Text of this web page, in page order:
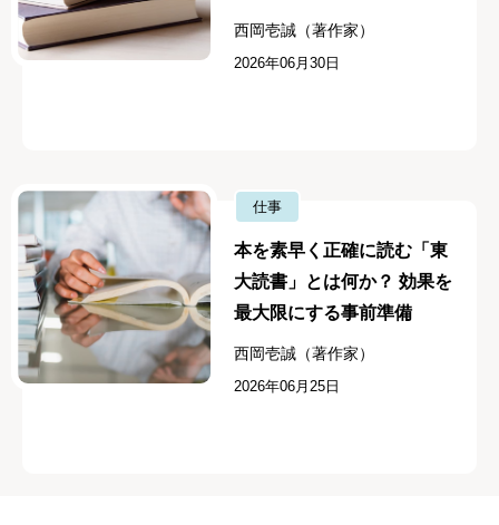
西岡壱誠（著作家）
2026年06月30日
仕事
本を素早く正確に読む「東
大読書」とは何か？ 効果を
最大限にする事前準備
西岡壱誠（著作家）
2026年06月25日